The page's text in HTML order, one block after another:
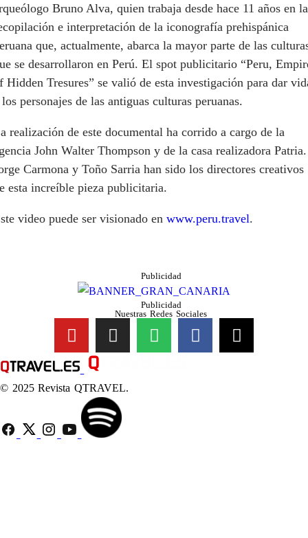
Bruno Alva, quien trabaja desde hace 11 años en la
e interpretación de la iconografía prehispánica
que, actualmente, abarca la mayor parte de las
se desarrollaron en Perú. El spot publicitario “Peru,
Hidden Tresures” se valió de esta investigación para dar
personajes de las antiguas culturas peruanas.
realización de este documental ha corrido a cargo de la
John Walter Thompson y de la casa realizadora Patria.
Carmona y Toño Sarria han sido los directores creativos
esta increíble pieza publicitaria.
video puede ser visionado en www.peru.travel.
Publicidad
Publicidad
Nuestras Redes Sociales
© 2025 Revista QTRAVEL.